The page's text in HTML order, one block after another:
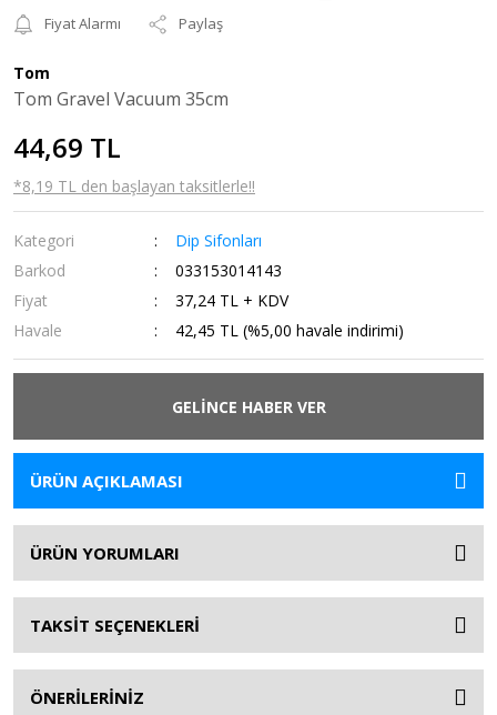
Fiyat Alarmı
Paylaş
Tom
Tom Gravel Vacuum 35cm
44,69 TL
*8,19 TL den başlayan taksitlerle!!
Kategori
Dip Sifonları
Barkod
033153014143
Fiyat
37,24 TL + KDV
Havale
42,45 TL (%5,00 havale indirimi)
GELİNCE HABER VER
ÜRÜN AÇIKLAMASI
ÜRÜN YORUMLARI
TAKSİT SEÇENEKLERİ
ÖNERİLERİNİZ